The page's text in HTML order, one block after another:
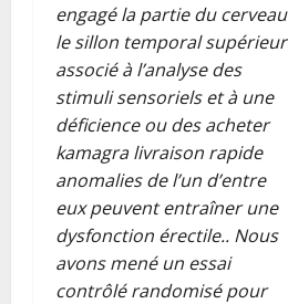
engagé la partie du cerveau
le sillon temporal supérieur
associé à l’analyse des
stimuli sensoriels et à une
déficience ou des acheter
kamagra livraison rapide
anomalies de l’un d’entre
eux peuvent entraîner une
dysfonction érectile.. Nous
avons mené un essai
contrôlé randomisé pour